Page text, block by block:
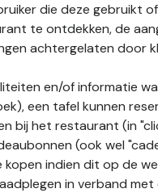
die deze gebruikt
te ontdekken, de
achtergelaten door
en/of informatie
een tafel kunnen
bij het restaurant (in
(ook wel
indien dit op de
in verband